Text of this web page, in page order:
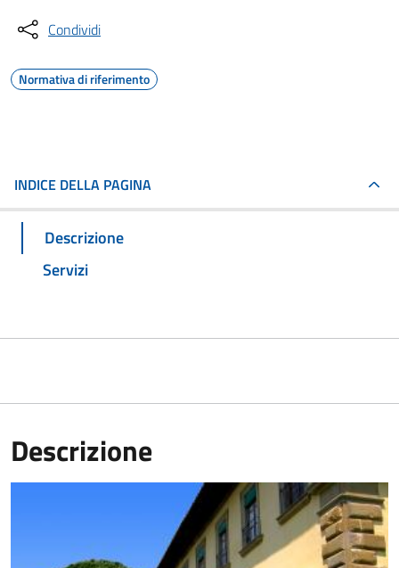
Condividi
Normativa di riferimento
INDICE DELLA PAGINA
Descrizione
Servizi
Descrizione